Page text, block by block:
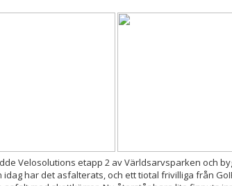
Velosolutions etapp 2 av Världsarvsparken och
idag har det asfalterats, och ett tiotal frivilliga från